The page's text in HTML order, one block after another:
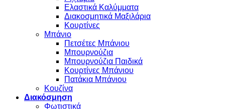
Ελαστικά Καλύμματα
Διακοσμητικά Μαξιλάρια
Κουρτίνες
Μπάνιο
Πετσέτες Μπάνιου
Μπουρνούζια
Μπουρνούζια Παιδικά
Κουρτίνες Μπάνιου
Πατάκια Μπάνιου
Κουζίνα
Διακόσμηση
Φωτιστικά